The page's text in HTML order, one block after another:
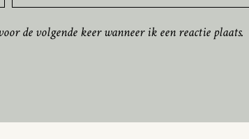
de volgende keer wanneer ik een reactie plaats.